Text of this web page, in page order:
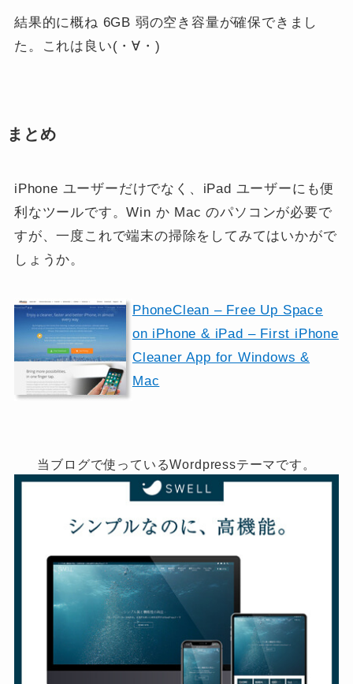
結果的に概ね 6GB 弱の空き容量が確保できまし
た。これは良い(・∀・)
まとめ
iPhone ユーザーだけでなく、iPad ユーザーにも便
利なツールです。Win か Mac のパソコンが必要で
すが、一度これで端末の掃除をしてみてはいかがで
しょうか。
PhoneClean – Free Up Space
on iPhone & iPad – First iPhone
Cleaner App for Windows &
Mac
当ブログで使っているWordpressテーマです。